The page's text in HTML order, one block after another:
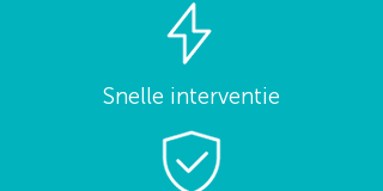
Snelle interventie